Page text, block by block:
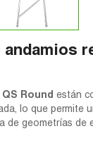
andamios
Round están
lo que permite
de geometrías de